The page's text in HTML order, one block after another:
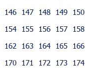
146 147 148 149
150
154 155 156 157
158
162 163 164 165
166
170 171 172 173
174